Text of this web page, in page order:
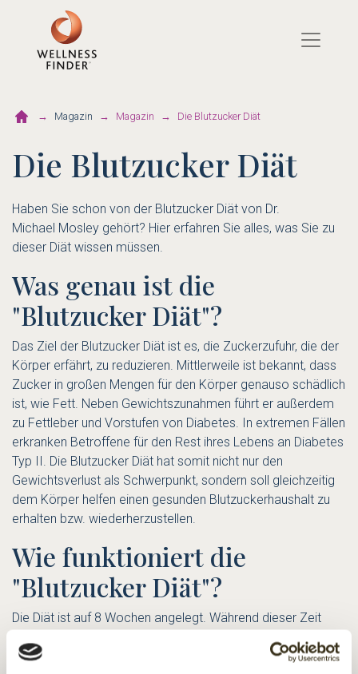
Magazin Magazin Die Blutzucker Diät
Die Blutzucker Diät
Haben Sie schon von der Blutzucker Diät von Dr.
Michael Mosley gehört? Hier erfahren Sie alles, was Sie zu
dieser Diät wissen müssen.
Was genau ist die
"Blutzucker Diät"?
Das Ziel der Blutzucker Diät ist es, die Zuckerzufuhr, die der
Körper erfährt, zu reduzieren. Mittlerweile ist bekannt, dass
Zucker in großen Mengen für den Körper genauso schädlich
ist, wie Fett. Neben Gewichtszunahmen führt er außerdem
zu Fettleber und Vorstufen von Diabetes. In extremen Fällen
erkranken Betroffene für den Rest ihres Lebens an Diabetes
Typ II. Die Blutzucker Diät hat somit nicht nur den
Gewichtsverlust als Schwerpunkt, sondern soll gleichzeitig
dem Körper helfen einen gesunden Blutzuckerhaushalt zu
erhalten bzw. wiederherzustellen.
Wie funktioniert die
"Blutzucker Diät"?
Die Diät ist auf 8 Wochen angelegt. Während dieser Zeit
Kalorien oder Fasten nach dem 5:2 Prinzip. Das heißt 5